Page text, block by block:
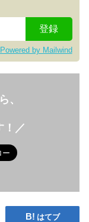
Powered by Mailwind
、
！／
はてブ